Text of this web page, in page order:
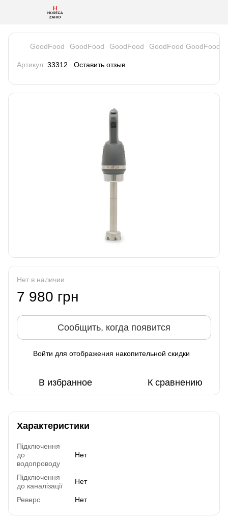
GoodFood GoodFood GoodFood GoodFood GoodFood
Артикул: 33312 Оставить отзыв
Нет в наличии
7 980 грн
Сообщить, когда появится
Войти для отображения накопительной скидки
В избранное К сравнению
Характеристики
Підключення
до
водопроводу
Нет
Підключення
до каналізації
Нет
Реверс Нет